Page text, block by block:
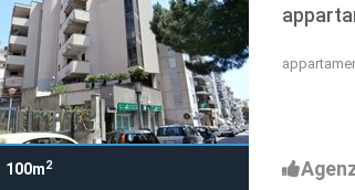
100m2